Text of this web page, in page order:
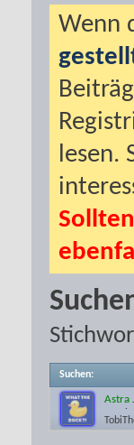
Wenn
lesen.
Suchen:
Astra